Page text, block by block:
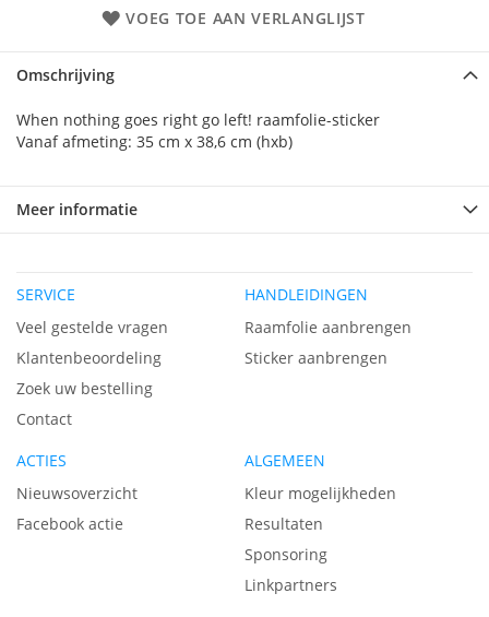
VOEG TOE AAN VERLANGLIJST
Omschrijving
When nothing goes right go left! raamfolie-sticker
Vanaf afmeting: 35 cm x 38,6 cm (hxb)
Meer informatie
SERVICE
Veel gestelde vragen
Klantenbeoordeling
Zoek uw bestelling
Contact
HANDLEIDINGEN
Raamfolie aanbrengen
Sticker aanbrengen
ACTIES
Nieuwsoverzicht
Facebook actie
ALGEMEEN
Kleur mogelijkheden
Resultaten
Sponsoring
Linkpartners